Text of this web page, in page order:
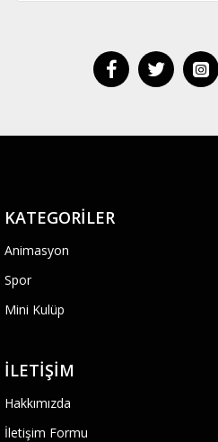
KATEGORILER
Animasyon
Spor
Mini Kulüp
İLETIŞIM
Hakkımızda
İletişim Formu